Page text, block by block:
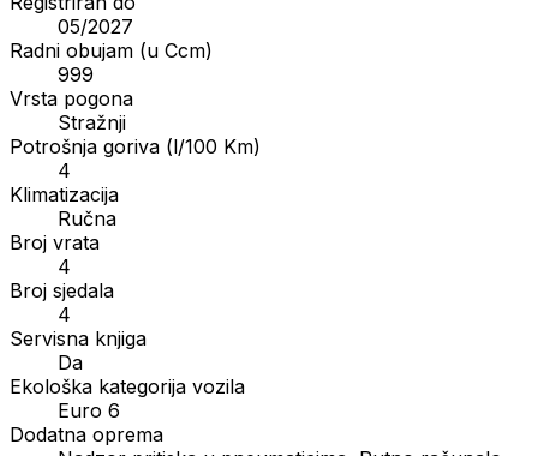
05/2027
Radni obujam (u Ccm)
999
Vrsta pogona
Stražnji
Potrošnja goriva (l/100 Km)
4
Klimatizacija
Ručna
Broj vrata
4
Broj sjedala
4
Servisna knjiga
Da
Ekološka kategorija vozila
Euro 6
Dodatna oprema